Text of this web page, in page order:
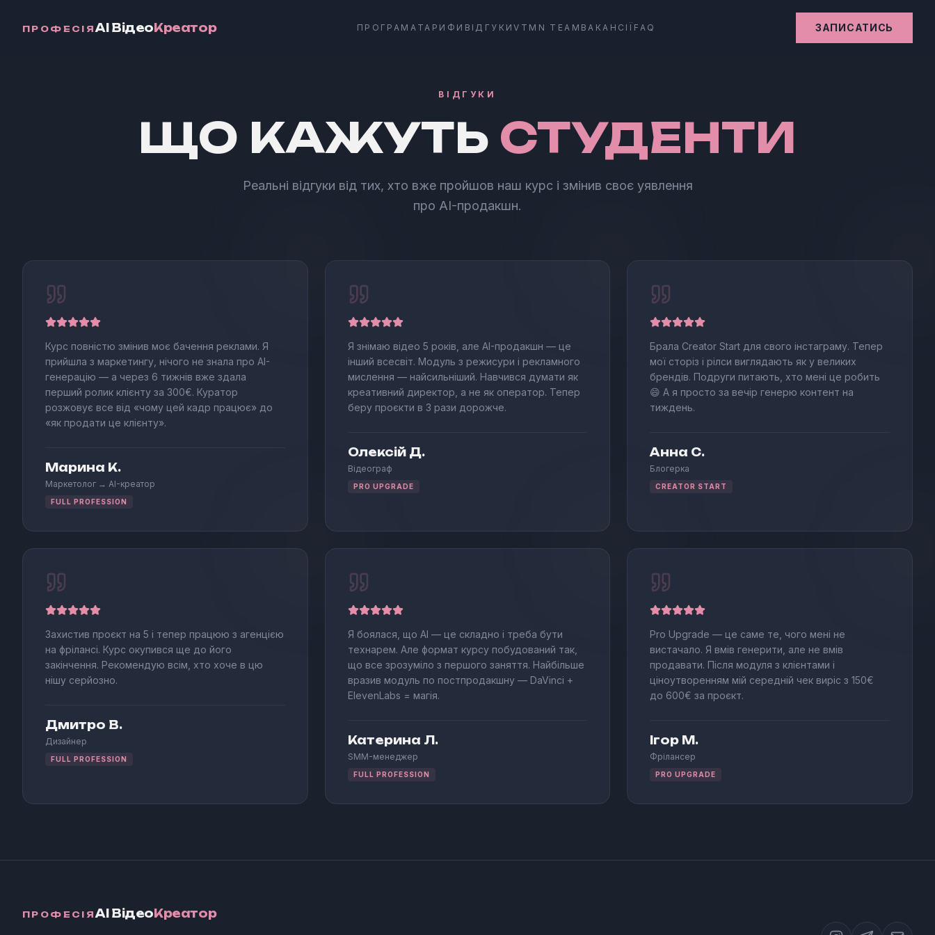
ПРОФЕСІЯAI Відео Креатор ПРОГРАМА ТАРИФИ ВІДГУКИVTMN TEAM ВАКАНСІЇ FAQ ЗАПИСАТИСЬ
ВІДГУКИ
ЩО КАЖУТЬ СТУДЕНТИ
Реальні відгуки від тих, хто вже пройшов наш курс і змінив своє уявлення
про AI-продакшн.
Курс повністю змінив моє бачення реклами. Я
прийшла з маркетингу, нічого не знала про AI-
генерацію — а через 6 тижнів вже здала
перший ролик клієнту за 300€. Куратор
розжовує все від «чому цей кадр працює» до
«як продати це клієнту».
Марина К.
Маркетолог → AI-креатор
FULL PROFESSION
Я знімаю відео 5 років, але AI-продакшн — це
інший всесвіт. Модуль з режисури і рекламного
мислення — найсильніший. Навчився думати як
креативний директор, а не як оператор. Тепер
беру проєкти в 3 рази дорожче.
Олексій Д.
Відеограф
PRO UPGRADE
Брала Creator Start для свого інстаграму. Тепер
мої сторіз і рілси виглядають як у великих
брендів. Подруги питають, хто мені це робить
😄 А я просто за вечір генерю контент на
тиждень.
Анна С.
Блогерка
CREATOR START
Захистив проєкт на 5 і тепер працюю з агенцією
на фрілансі. Курс окупився ще до його
закінчення. Рекомендую всім, хто хоче в цю
нішу серйозно.
Дмитро В.
Дизайнер
FULL PROFESSION
Я боялася, що AI — це складно і треба бути
технарем. Але формат курсу побудований так,
що все зрозуміло з першого заняття. Найбільше
вразив модуль по постпродакшну — DaVinci +
ElevenLabs = магія.
Катерина Л.
SMM-менеджер
FULL PROFESSION
Pro Upgrade — це саме те, чого мені не
вистачало. Я вмів генерити, але не вмів
продавати. Після модуля з клієнтами і
ціноутворенням мій середній чек виріс з 150€
до 600€ за проєкт.
Ігор М.
Фрілансер
PRO UPGRADE
ПРОФЕСІЯAI Відео Креатор